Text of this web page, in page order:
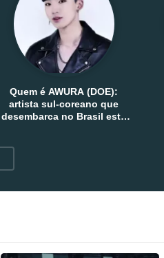
Quem é AWURA (DOE):
artista sul-coreano que
desembarca no Brasil esta